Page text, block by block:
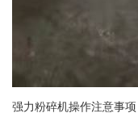
强力粉碎机操作注意事